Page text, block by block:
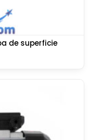
de superficie